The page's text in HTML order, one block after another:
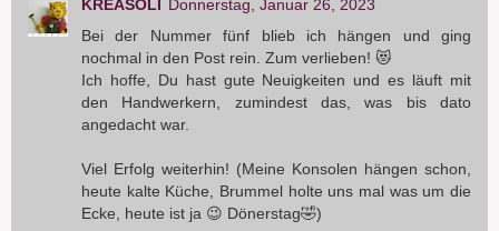
KREASOLI Donnerstag, Januar 26, 2023
Bei der Nummer fünf blieb ich hängen und ging
nochmal in den Post rein. Zum verlieben! 😻
Ich hoffe, Du hast gute Neuigkeiten und es läuft mit
den Handwerkern, zumindest das, was bis dato
angedacht war.
Viel Erfolg weiterhin! (Meine Konsolen hängen schon,
heute kalte Küche, Brummel holte uns mal was um die
Ecke, heute ist ja 😉 Dönerstag🤣)